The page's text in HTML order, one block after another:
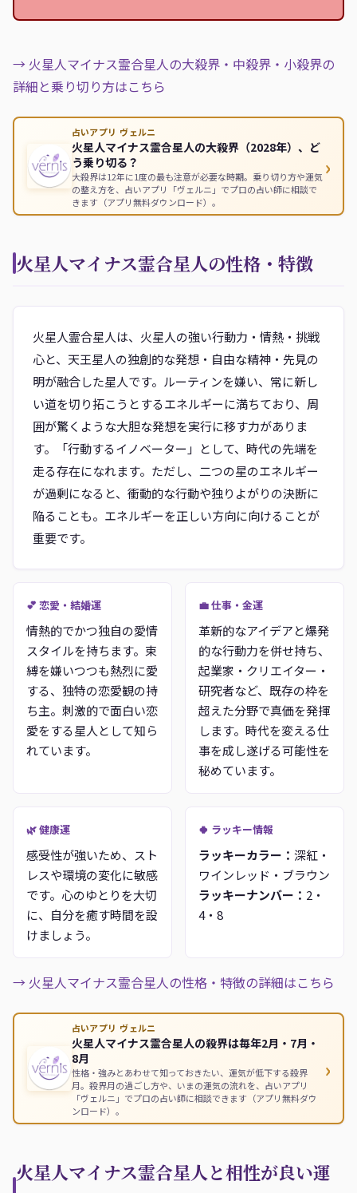
→ 火星人マイナス霊合星人の大殺界・中殺界・小殺界の
詳細と乗り切り方はこちら
占いアプリ ヴェルニ
火星人マイナス霊合星人の大殺界（2028年）、ど
う乗り切る？
大殺界は12年に1度の最も注意が必要な時期。乗り切り方や運気
の整え方を、占いアプリ「ヴェルニ」でプロの占い師に相談で
きます（アプリ無料ダウンロード）。
›
火星人マイナス霊合星人の性格・特徴
火星人霊合星人は、火星人の強い行動力・情熱・挑戦
心と、天王星人の独創的な発想・自由な精神・先見の
明が融合した星人です。ルーティンを嫌い、常に新し
い道を切り拓こうとするエネルギーに満ちており、周
囲が驚くような大胆な発想を実行に移す力がありま
す。「行動するイノベーター」として、時代の先端を
走る存在になれます。ただし、二つの星のエネルギー
が過剰になると、衝動的な行動や独りよがりの決断に
陥ることも。エネルギーを正しい方向に向けることが
重要です。
💕 恋愛・結婚運
情熱的でかつ独自の愛情
スタイルを持ちます。束
縛を嫌いつつも熱烈に愛
する、独特の恋愛観の持
ち主。刺激的で面白い恋
愛をする星人として知ら
れています。
💼 仕事・金運
革新的なアイデアと爆発
的な行動力を併せ持ち、
起業家・クリエイター・
研究者など、既存の枠を
超えた分野で真価を発揮
します。時代を変える仕
事を成し遂げる可能性を
秘めています。
🌿 健康運
感受性が強いため、スト
レスや環境の変化に敏感
です。心のゆとりを大切
に、自分を癒す時間を設
けましょう。
🍀 ラッキー情報
ラッキーカラー： 深紅・
ワインレッド・ブラウン
ラッキーナンバー： 2・
4・8
→ 火星人マイナス霊合星人の性格・特徴の詳細はこちら
占いアプリ ヴェルニ
火星人マイナス霊合星人の殺界は毎年2月・7月・
8月
性格・強みとあわせて知っておきたい、運気が低下する殺界
月。殺界月の過ごし方や、いまの運気の流れを、占いアプリ
「ヴェルニ」でプロの占い師に相談できます（アプリ無料ダウ
ンロード）。
›
火星人マイナス霊合星人と相性が良い運